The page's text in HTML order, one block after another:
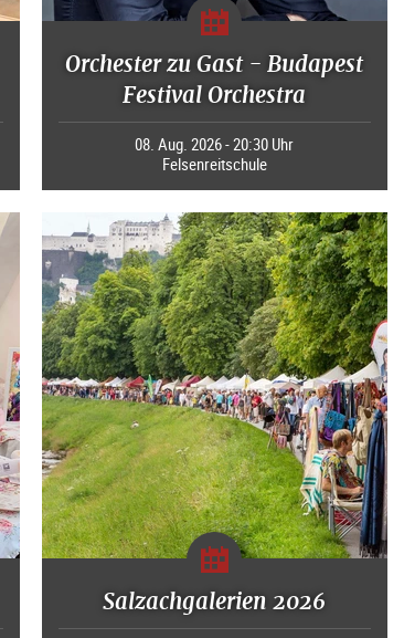
Orchester zu Gast - Budapest
Festival Orchestra
08. Aug. 2026 - 20:30 Uhr
Felsenreitschule
Salzachgalerien 2026